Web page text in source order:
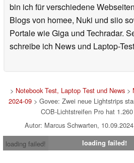
bin ich für verschiedene
Blogs von homee, Nuki und siio
Portale wie Giga und Techradar.
schreibe ich News und Laptop-
> Notebook Test, Laptop Test und News>
2024-09 > Govee: Zwei neue Lightstrips
COB-Lichtstreifen Pro hat
Autor: Marcus Schwarten,
loading failed!
loading failed!